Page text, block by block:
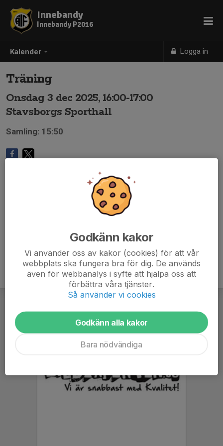
Kalender Logga in
Innebandy
Innebandy P2016
Träning
Onsdag 3 dec 2025, 16:00-17:00
Stavsborgs Sporthall
Samling: 15:50
Godkänn kakor
Vi använder oss av kakor (cookies) för att vår
webbplats ska fungera bra för dig. De används
även för webbanalys i syfte att hjälpa oss att
förbättra våra tjänster.
Så använder vi cookies
Godkänn alla kakor
Bara nödvändiga